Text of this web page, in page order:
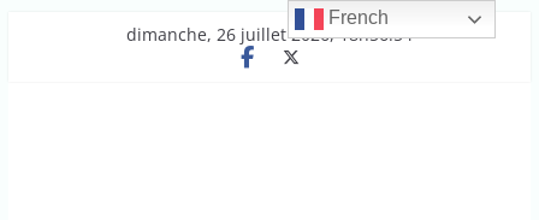
dimanche, 26 juillet 2026, 18h56:54
French